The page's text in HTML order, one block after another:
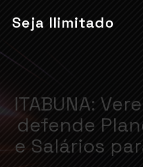
Seja Ilimitado
ITABUNA:
defende
e Salários